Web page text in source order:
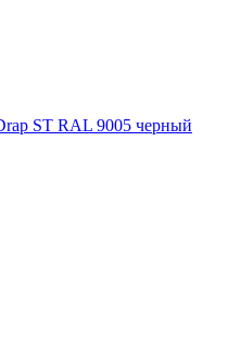
ST RAL 9005 черный